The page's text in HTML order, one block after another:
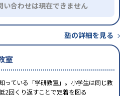
い合わせは現在できません
塾の詳細を見る
室
っている「学研教室」。小学生は同じ教
2回くり返すことで定着を図る